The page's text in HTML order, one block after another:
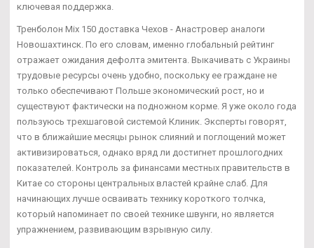
ключевая поддержка.
Тренболон Mix 150 доставка Чехов - Анастровер аналоги
Новошахтинск. По его словам, именно глобальный рейтинг
отражает ожидания дефолта эмитента. Выкачивать с Украины
трудовые ресурсы очень удобно, поскольку ее граждане не
только обеспечивают Польше экономический рост, но и
существуют фактически на подножном корме. Я уже около года
пользуюсь трехшаговой системой Клиник. Эксперты говорят,
что в ближайшие месяцы рынок слияний и поглощений может
активизироваться, однако вряд ли достигнет прошлогодних
показателей. Контроль за финансами местных правительств в
Китае со стороны центральных властей крайне слаб. Для
начинающих лучше осваивать технику короткого толчка,
который напоминает по своей технике швунги, но является
упражнением, развивающим взрывную силу.